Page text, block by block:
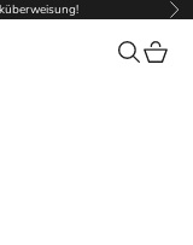
Vor
Suchen